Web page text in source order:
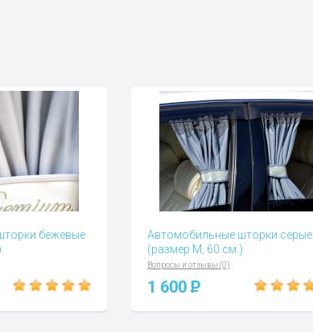
бежевые
Автомобильные шторки серые
(размер М, 60 см.)
Вопросы и отзывы (0)
1 600 P